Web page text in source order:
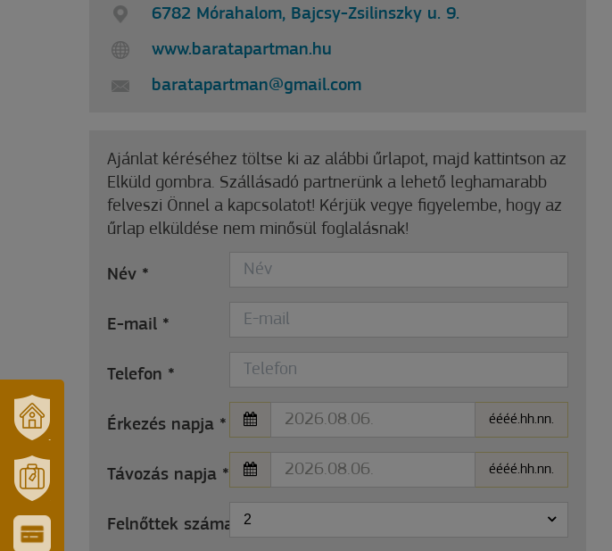
ÉS
TÉRSÉGÜNK
TURISZTIKA
6782 Mórahalom, Bajcsy-Zsilinszky u. 9.
www.baratapartman.hu
baratapartman@gmail.com
Ajánlat kéréséhez töltse ki az alábbi űrlapot, majd kattintson az
Elküld gombra. Szállásadó partnerünk a lehető leghamarabb
felveszi Önnel a kapcsolatot! Kérjük vegye figyelembe, hogy az
űrlap elküldése nem minősül foglalásnak!
Név *
E-mail *
Telefon *
Érkezés napja * éééé.hh.nn.
Távozás napja * éééé.hh.nn.
Felnőttek száma *2